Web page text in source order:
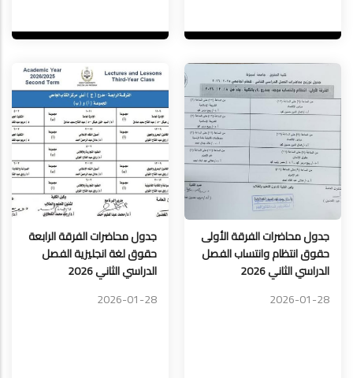
جدول محاضرات الفرقة الأولى
حقوق انتظام وانتساب الفصل
الدراسي الثاني 2026
2026-01-28
جدول محاضرات الفرقة الرابعة
حقوق لغة انجليزية الفصل
الدراسي الثاني 2026
2026-01-28